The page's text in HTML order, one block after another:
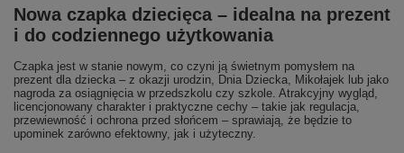
Nowa czapka dziecięca – idealna na prezent
i do codziennego użytkowania
Czapka jest w stanie nowym, co czyni ją świetnym pomysłem na
prezent dla dziecka – z okazji urodzin, Dnia Dziecka, Mikołajek lub jako
nagroda za osiągnięcia w przedszkolu czy szkole. Atrakcyjny wygląd,
licencjonowany charakter i praktyczne cechy – takie jak regulacja,
przewiewność i ochrona przed słońcem – sprawiają, że będzie to
upominek zarówno efektowny, jak i użyteczny.